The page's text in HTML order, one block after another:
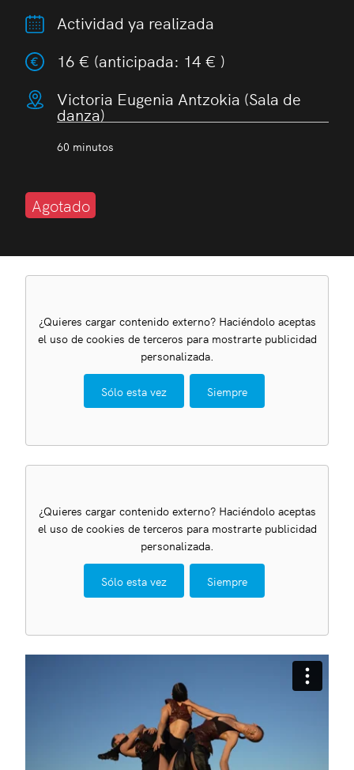
Actividad ya realizada
16 € (anticipada: 14 € )
Victoria Eugenia Antzokia (Sala de
danza)
60 minutos
Agotado
¿Quieres cargar contenido externo? Haciéndolo aceptas
el uso de cookies de terceros para mostrarte publicidad
personalizada.
Sólo esta vez Siempre
¿Quieres cargar contenido externo? Haciéndolo aceptas
el uso de cookies de terceros para mostrarte publicidad
personalizada.
Sólo esta vez Siempre